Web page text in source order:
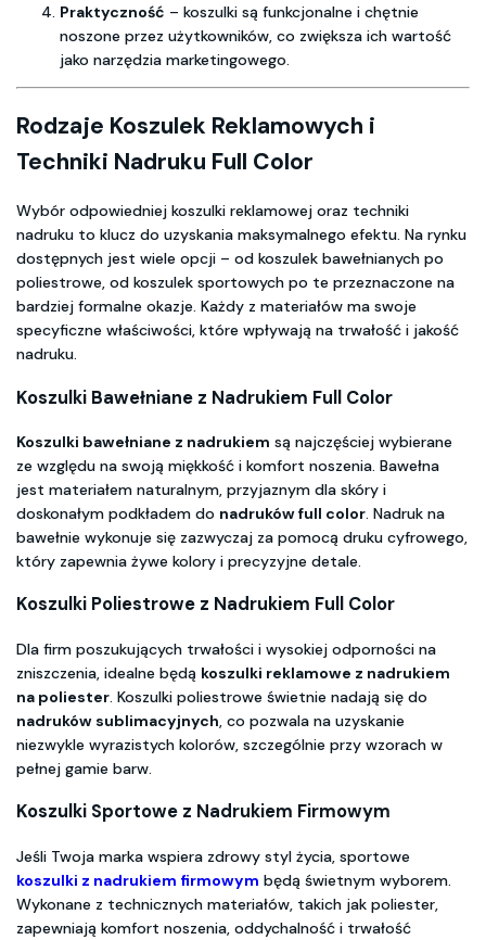
Praktyczność – koszulki są funkcjonalne i chętnie
noszone przez użytkowników, co zwiększa ich wartość
jako narzędzia marketingowego.
Rodzaje Koszulek Reklamowych i
Techniki Nadruku Full Color
Wybór odpowiedniej koszulki reklamowej oraz techniki
nadruku to klucz do uzyskania maksymalnego efektu. Na rynku
dostępnych jest wiele opcji – od koszulek bawełnianych po
poliestrowe, od koszulek sportowych po te przeznaczone na
bardziej formalne okazje. Każdy z materiałów ma swoje
specyficzne właściwości, które wpływają na trwałość i jakość
nadruku.
Koszulki Bawełniane z Nadrukiem Full Color
Koszulki bawełniane z nadrukiem są najczęściej wybierane
ze względu na swoją miękkość i komfort noszenia. Bawełna
jest materiałem naturalnym, przyjaznym dla skóry i
doskonałym podkładem do nadruków full color. Nadruk na
bawełnie wykonuje się zazwyczaj za pomocą druku cyfrowego,
który zapewnia żywe kolory i precyzyjne detale.
Koszulki Poliestrowe z Nadrukiem Full Color
Dla firm poszukujących trwałości i wysokiej odporności na
zniszczenia, idealne będą koszulki reklamowe z nadrukiem
na poliester. Koszulki poliestrowe świetnie nadają się do
nadruków sublimacyjnych, co pozwala na uzyskanie
niezwykle wyrazistych kolorów, szczególnie przy wzorach w
pełnej gamie barw.
Koszulki Sportowe z Nadrukiem Firmowym
Jeśli Twoja marka wspiera zdrowy styl życia, sportowe
koszulki z nadrukiem firmowym będą świetnym wyborem.
Wykonane z technicznych materiałów, takich jak poliester,
zapewniają komfort noszenia, oddychalność i trwałość